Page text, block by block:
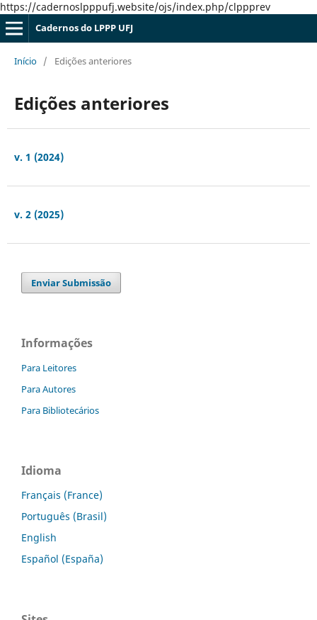
https://cadernoslpppufj.website/ojs/index.php/clppprev
Cadernos do LPPP UFJ
Início / Edições anteriores
Edições anteriores
v. 1 (2024)
v. 2 (2025)
Enviar Submissão
Informações
Para Leitores
Para Autores
Para Bibliotecários
Idioma
Français (France)
Português (Brasil)
English
Español (España)